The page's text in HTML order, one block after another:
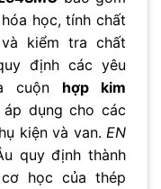
học, tính chất
kiểm tra chất
định các yêu
cuộn hợp kim
áp dụng cho các
kiện và van. EN
quy định thành
học của thép